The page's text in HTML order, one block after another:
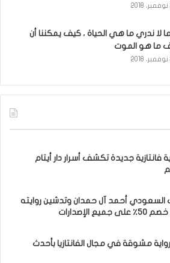
لا ندري ما هي الحياة ، كيف يمكننا أن
ما هو الموت
فانتازية جديدة تكشف أسرار دار أيتام
السعودي أحمد آل حمدان وتدشين روايته
مشوقة في مجال الفانتازيا بأحدث